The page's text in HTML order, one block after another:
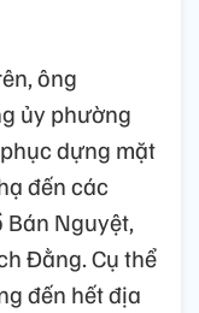
ông
ủy phường
dựng mặt
đến các
Nguyệt,
Đằng. Cụ thể
đến hết địa